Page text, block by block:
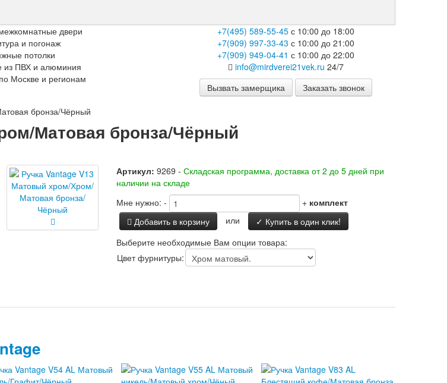
двери
и погонаж
потолки
из ПВХ и алюминия
Москве и регионам
+7(495) 589-55-45с 10:00 до 18:00
+7(909) 997-33-43 с 10:00 до 21:00
+7(909) 949-04-41 с 10:00 до 22:00
info@mirdverei21vek.ru 24/7
Вызвать замерщика
Заказать звонок
бронза/Чёрный
Матовая бронза/Чёрный
Артикул: 9269 - Складская программа, доставка от 2 до 5 дней при
наличии на складе
Мне нужно: - + комплект
Добавить в корзину
или
✓ Купить в один клик!
Выберите необходимые Вам опции товара:
Цвет фурнитуры: